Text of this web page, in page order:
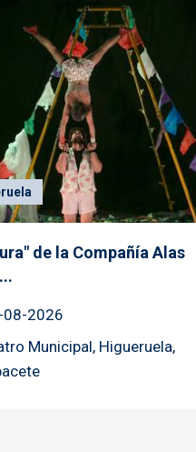
de la Compañía Alas
08-2026
Municipal, Higueruela,